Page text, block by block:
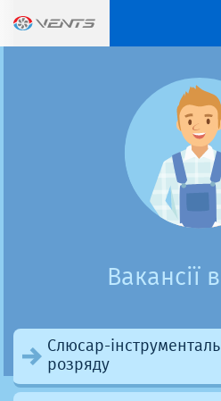
Вакансії
Слюсар-
розряду